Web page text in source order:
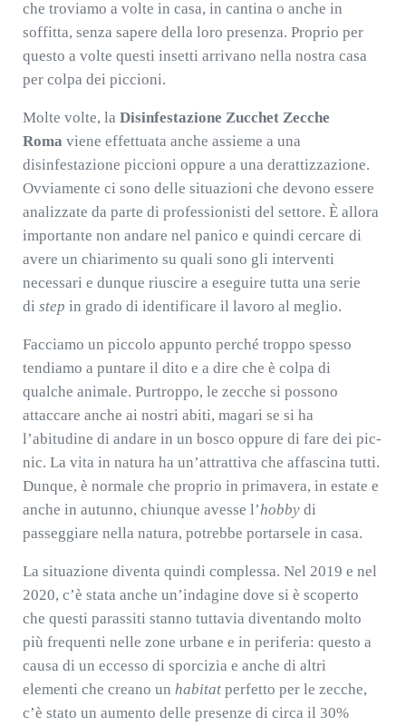
che troviamo a volte in casa, in cantina o anche in
soffitta, senza sapere della loro presenza. Proprio per
questo a volte questi insetti arrivano nella nostra casa
per colpa dei piccioni.
Molte volte, la Disinfestazione Zucchet Zecche
Roma viene effettuata anche assieme a una
disinfestazione piccioni oppure a una derattizzazione.
Ovviamente ci sono delle situazioni che devono essere
analizzate da parte di professionisti del settore. È allora
importante non andare nel panico e quindi cercare di
avere un chiarimento su quali sono gli interventi
necessari e dunque riuscire a eseguire tutta una serie
di step in grado di identificare il lavoro al meglio.
Facciamo un piccolo appunto perché troppo spesso
tendiamo a puntare il dito e a dire che è colpa di
qualche animale. Purtroppo, le zecche si possono
attaccare anche ai nostri abiti, magari se si ha
l’abitudine di andare in un bosco oppure di fare dei pic-
nic. La vita in natura ha un’attrattiva che affascina tutti.
Dunque, è normale che proprio in primavera, in estate e
anche in autunno, chiunque avesse l’hobbydi
passeggiare nella natura, potrebbe portarsele in casa.
La situazione diventa quindi complessa. Nel 2019 e nel
2020, c’è stata anche un’indagine dove si è scoperto
che questi parassiti stanno tuttavia diventando molto
più frequenti nelle zone urbane e in periferia: questo a
causa di un eccesso di sporcizia e anche di altri
elementi che creano un habitatperfetto per le zecche,
c’è stato un aumento delle presenze di circa il 30%